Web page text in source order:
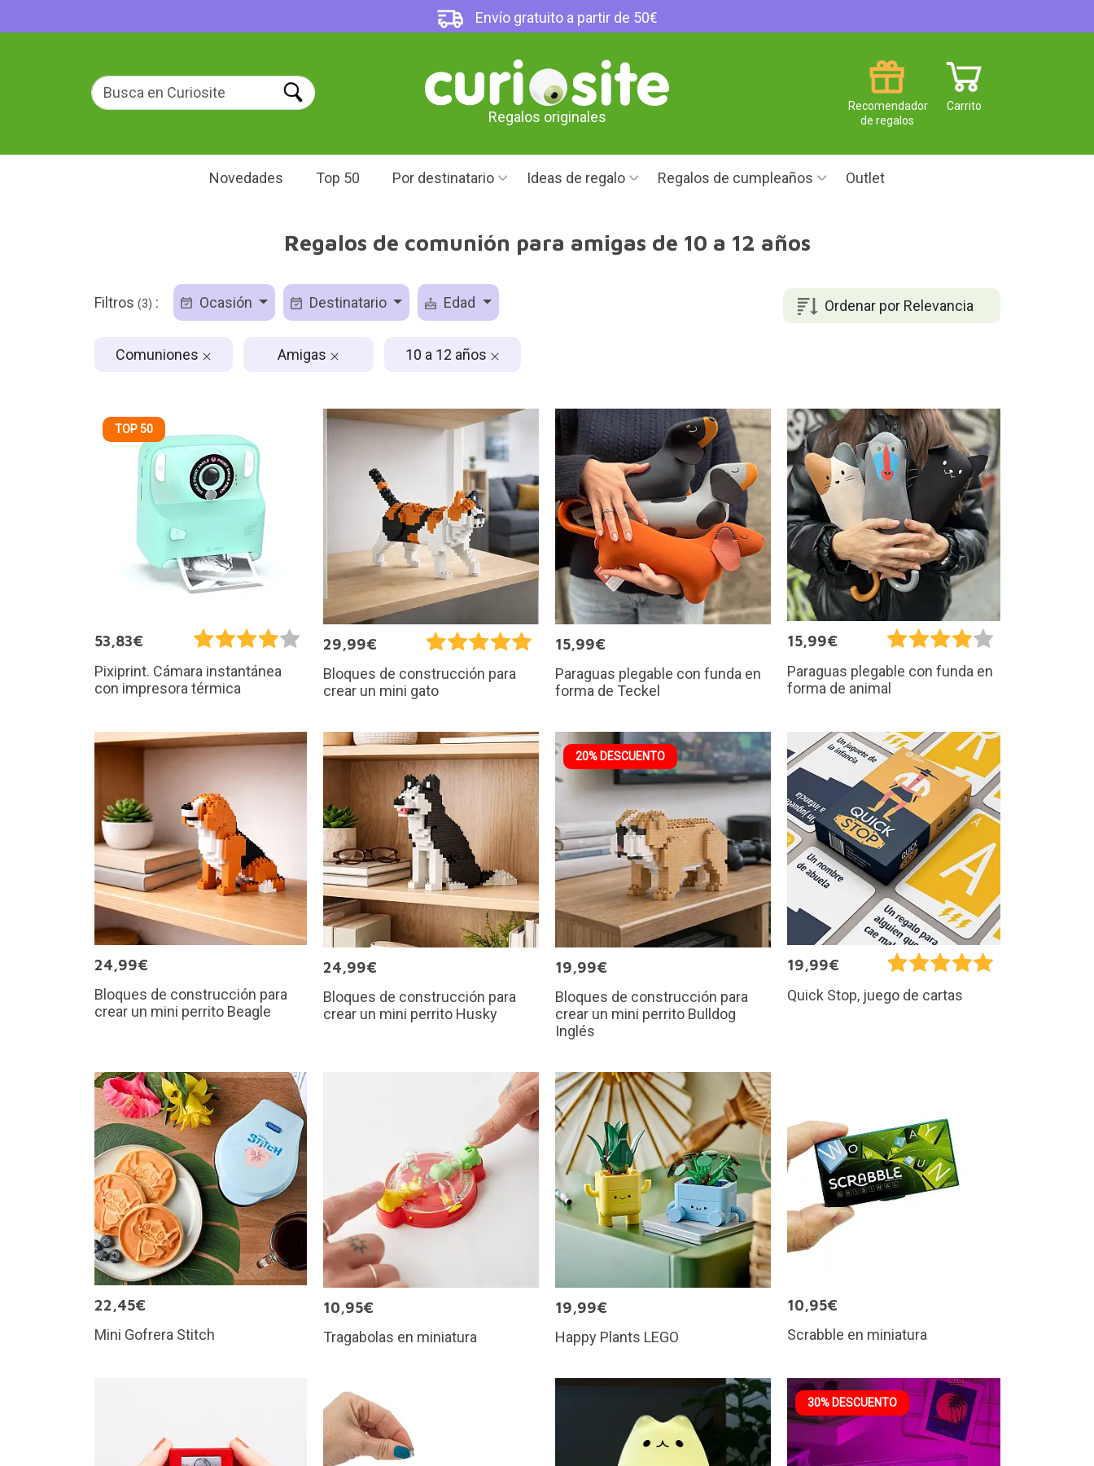
Envío gratuito a partir de 50€
Regalos originales
Carrito
Recomendador
de regalos
Novedades Top 50 Por destinatario Ideas de regalo Regalos de cumpleaños Outlet
Regalos de comunión para amigas de 10 a 12 años
Ordenar por Relevancia
Filtros (3) : Ocasión Destinatario Edad
Comuniones Amigas 10 a 12 años
TOP 50
53,83€
Pixiprint. Cámara instantánea
con impresora térmica
29,99€
Bloques de construcción para
crear un mini gato
15,99€
Paraguas plegable con funda en
forma de Teckel
15,99€
Paraguas plegable con funda en
forma de animal
24,99€
Bloques de construcción para
crear un mini perrito Beagle
24,99€
Bloques de construcción para
crear un mini perrito Husky
20% DESCUENTO
19,99€
Bloques de construcción para
crear un mini perrito Bulldog
Inglés
19,99€
Quick Stop, juego de cartas
22,45€
Mini Gofrera Stitch
10,95€
Tragabolas en miniatura
19,99€
Happy Plants LEGO
10,95€
Scrabble en miniatura
30% DESCUENTO